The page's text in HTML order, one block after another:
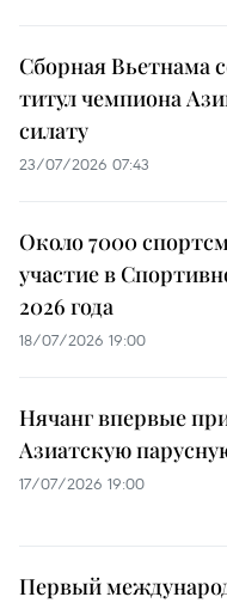
Сборная Вьетнама
титул чемпиона
силату
23/07/2026 07:43
Около 7000
участие в
2026 года
18/07/2026 19:00
Нячанг впервые
Азиатскую
17/07/2026 19:00
Первый